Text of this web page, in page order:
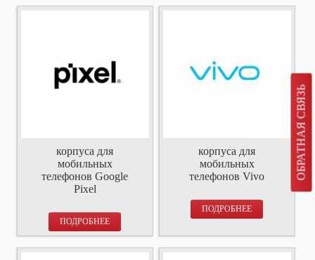
ОБРАТНАЯ СВЯЗЬ
корпуса для
мобильных
телефонов Google
Pixel
ПОДРОБНЕЕ
корпуса для
мобильных
телефонов Vivo
ПОДРОБНЕЕ